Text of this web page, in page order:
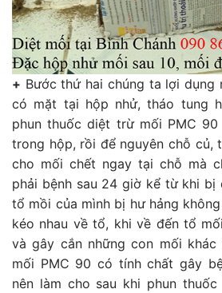
+ Bước thứ hai chúng ta lợi dụng
có mặt tại hộp nhử, tháo tung
phun thuốc diệt trừ mối PMC
trong hộp, rồi để nguyên chỗ củ,
cho mối chết ngay tại chỗ mà
phải bệnh sau 24 giờ kể từ khi bị
tổ mồi của mình bị hư hảng
kéo nhau về tổ, khi về đến tổ
và gây cắn những con mối
mối PMC 90 có tính chất gây
nên làm cho sau khi phun